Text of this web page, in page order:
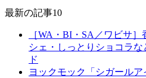
最新の記事10
［WA・BI・SA／ワビサ
シェ・しっとりショコラ
ド
ヨックモック「シガール